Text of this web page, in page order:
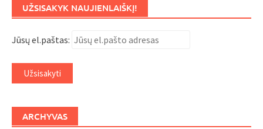
UŽSISAKYK NAUJIENLAIŠKĮ!
Jūsų el.paštas:
ARCHYVAS